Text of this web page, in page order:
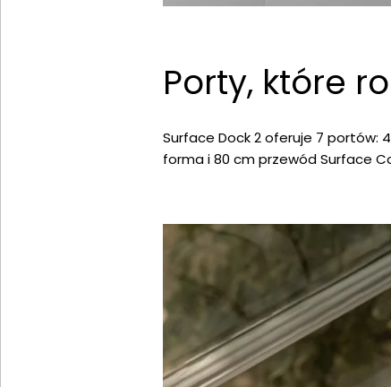
Porty, które
Surface Dock 2 oferuje 7 portów:
forma i 80 cm przewód Surface